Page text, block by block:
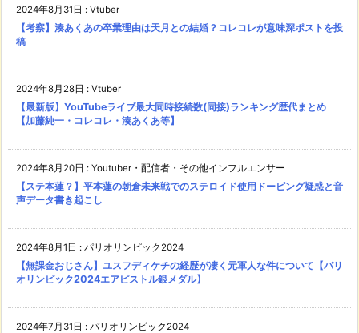
2024年8月31日 : Vtuber
【考察】湊あくあの卒業理由は天月との結婚？コレコレが意味深ポストを投
稿
2024年8月28日 : Vtuber
【最新版】YouTubeライブ最大同時接続数(同接)ランキング歴代まとめ
【加藤純一・コレコレ・湊あくあ等】
2024年8月20日 : Youtuber・配信者・その他インフルエンサー
【ステ本蓮？】平本蓮の朝倉未来戦でのステロイド使用ドーピング疑惑と音
声データ書き起こし
2024年8月1日 : パリオリンピック2024
【無課金おじさん】ユスフディケチの経歴が凄く元軍人な件について【パリ
オリンピック2024エアピストル銀メダル】
2024年7月31日 : パリオリンピック2024